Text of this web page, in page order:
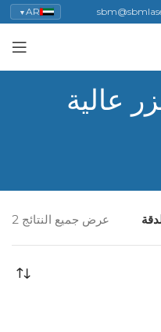
AR
▼
عالية
عرض جميع النتائج 2